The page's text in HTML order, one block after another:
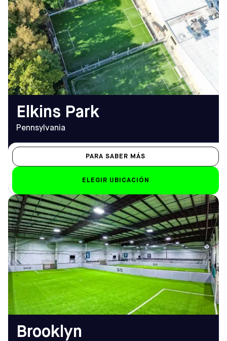
APERTURA
De lunes a viernes
9.00 h - 12.00 h
Sáb-Dom
8.00 h - 12.00 h
46 Church Road, Elkins Park
PA 19027
Cómo llegar
TELÉFONO
(215) 544-2626
EMAIL
elkinspark@sofive.com
Elkins Park
Pennsylvania
PARA SABER MÁS
ELEGIR UBICACIÓN
HORARIO DE
APERTURA
De lunes a viernes
De las 12 del mediodía a la 1
de la madrugada
Sáb-Dom
de 8.00 a 1.00 horas
DIRECCIÓN
2015 Pitkin Ave,
Brooklyn, NY 11207
Cómo llegar
TELÉFONO
(347) 745-7544
EMAIL
brooklyn@sofive.com
Brooklyn